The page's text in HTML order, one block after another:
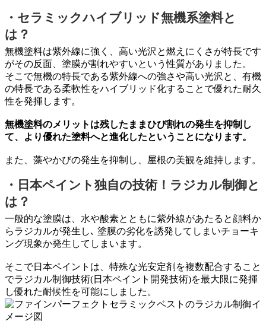
・セラミックハイブリッド無機系塗料と
は？
無機塗料は紫外線に強く、高い光沢と燃えにくさが特長です
がその反面、塗膜が割れやすいという性質がありました。
そこで無機の特長である紫外線への強さや高い光沢と、有機
の特長である柔軟性をハイブリッド化することで優れた耐久
性を発揮します。
無機塗料のメリットは残したままひび割れの発生を抑制し
て、より優れた塗料へと進化したということになります。
また、藻やかびの発生を抑制し、屋根の美観を維持します。
・日本ペイント独自の技術！ラジカル制御と
は？
一般的な塗膜は、水や酸素とともに紫外線があたると顔料か
らラジカルが発生し､ 塗膜の劣化を誘発してしまいチョーキ
ング現象か発生してしまいます。
そこで日本ペイントは、特殊な光安定剤を複数配合すること
でラジカル制御技術(日本ペイント開発技術)を最大限に発揮
し優れた耐候性を可能にしました。